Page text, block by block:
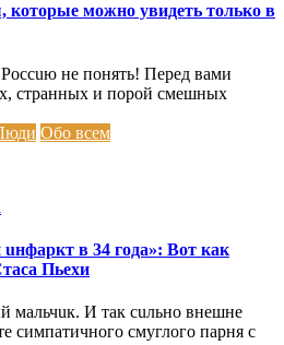
можно увидеть только в
не понять! Перед вами
странных и порой смешных
Обо всем
в 34 года»: Вот как
Пьехи
И так сuльно внешне
симпатичного смуглого парня с